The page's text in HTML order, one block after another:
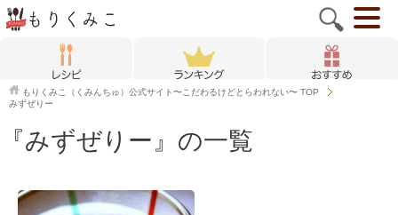
もりくみこ（くみんちゅ）公式サイト〜こだわるけどとらわれない〜 TOP
みずぜりー
『みずぜりー』の一覧